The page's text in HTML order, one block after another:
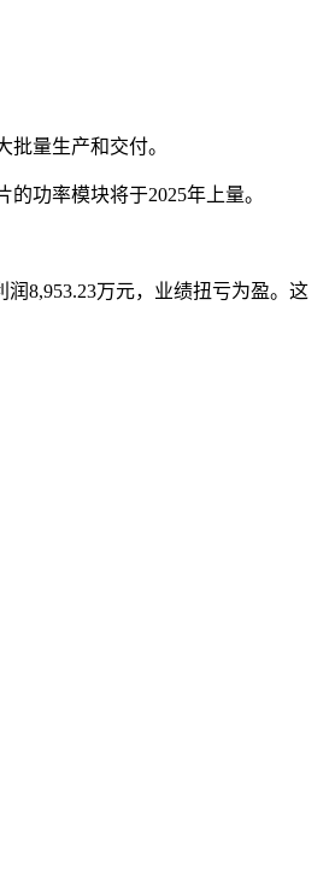
量生产和交付。
功率模块将于2025年上量。
8,953.23万元，业绩扭亏为盈。这